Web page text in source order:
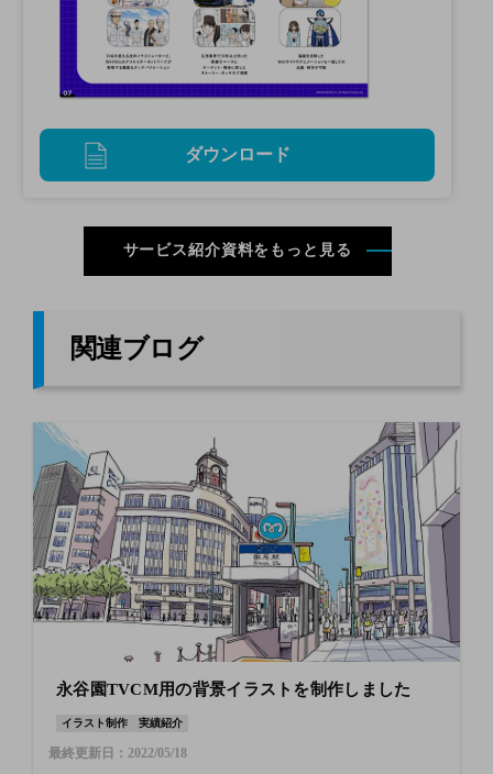
ダウンロード
サービス紹介資料をもっと見る
関連ブログ
永谷園TVCM用の背景イラストを制作しました
イラスト制作 実績紹介
最終更新日：2022/05/18